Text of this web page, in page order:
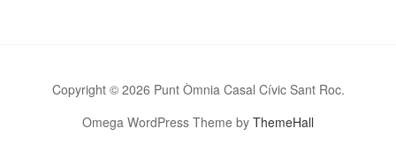
Copyright © 2026 Punt Òmnia Casal Cívic Sant Roc.
Omega WordPress Theme by ThemeHall